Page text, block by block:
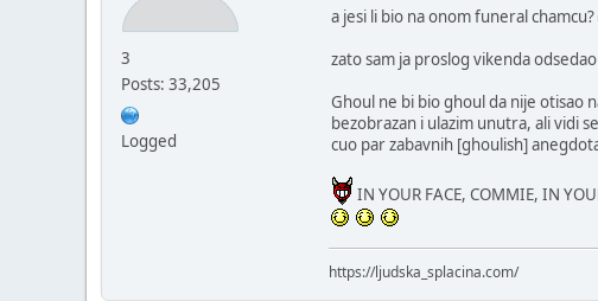
3
Posts: 33,205
Logged
a jesi li bio na onom funeral chamcu?
zato sam ja proslog vikenda
Ghoul ne bi bio ghoul da nije otisao
bezobrazan i ulazim unutra, ali vidi
cuo par zabavnih [ghoulish]
IN YOUR FACE, COMMIE, IN
https://ljudska_splacina.com/